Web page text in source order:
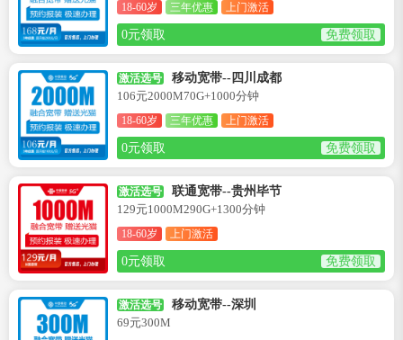
18-60岁 三年优惠 上门激活
0元领取 免费领取
激活选号
移动宽带--四川成都
106元2000M70G+1000分钟
18-60岁 三年优惠 上门激活
0元领取 免费领取
激活选号
联通宽带--贵州毕节
129元1000M290G+1300分钟
18-60岁 上门激活
0元领取 免费领取
激活选号
移动宽带--深圳
69元300M